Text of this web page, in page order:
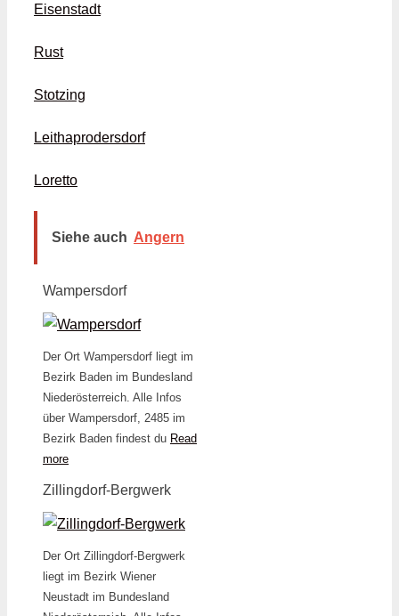
Eisenstadt
Rust
Stotzing
Leithaprodersdorf
Loretto
Siehe auch Angern
Wampersdorf
Der Ort Wampersdorf liegt im
Bezirk Baden im Bundesland
Niederösterreich. Alle Infos
über Wampersdorf, 2485 im
Bezirk Baden findest du Read
more
Zillingdorf-Bergwerk
Der Ort Zillingdorf-Bergwerk
liegt im Bezirk Wiener
Neustadt im Bundesland